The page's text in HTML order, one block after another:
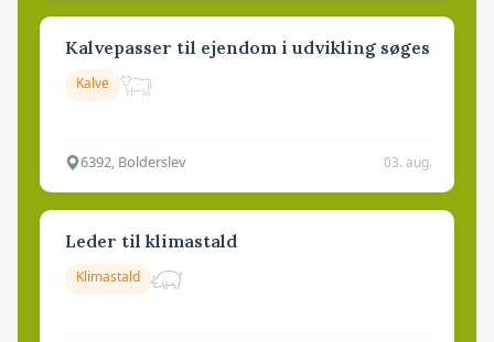
Kalvepasser til ejendom i udvikling søges
Kalve
6392, Bolderslev 03. aug.
Leder til klimastald
Klimastald